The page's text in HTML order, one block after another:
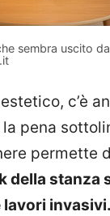
sembra uscito
c’è
pena
permette
della stanza
lavori invasivi.